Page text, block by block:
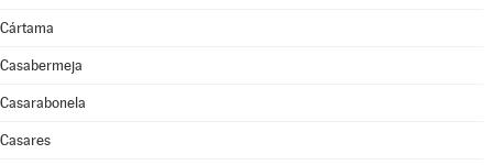
Cártama
Casabermeja
Casarabonela
Casares